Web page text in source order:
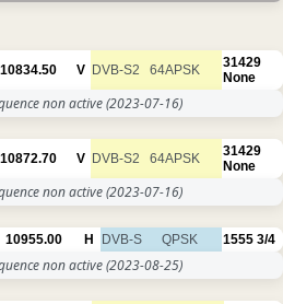
10834.50 V DVB-S2 64APSK
31429
None
non active(2023-07-16)
10872.70 V DVB-S2 64APSK
31429
None
non active(2023-07-16)
10955.00 H DVB-S QPSK 1555 3/4
non active(2023-08-25)